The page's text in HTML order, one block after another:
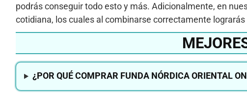
podrás conseguir todo esto y más. Adicionalmente, en
cotidiana, los cuales al combinarse correctamente
¿POR QUÉ COMPRAR FUNDA NÓRDICA ORIENTAL